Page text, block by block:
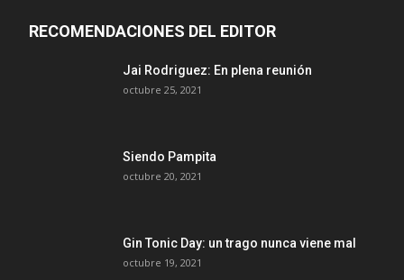
RECOMENDACIONES DEL EDITOR
Jai Rodriguez: En plena reunión
octubre 25, 2021
Siendo Pampita
octubre 20, 2021
Gin Tonic Day: un trago nunca viene mal
octubre 19, 2021